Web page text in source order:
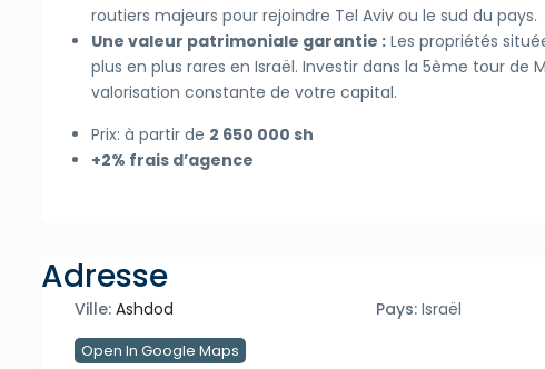
routiers majeurs pour rejoindre Tel Aviv ou le sud du pays.
Une valeur patrimoniale garantie : Les propriétés
plus en plus rares en Israël. Investir dans la 5ème tour de
valorisation constante de votre capital.
Prix: à partir de 2 650 000 sh
+2% frais d’agence
Adresse
Ville: Ashdod Pays:Israël
Open In Google Maps